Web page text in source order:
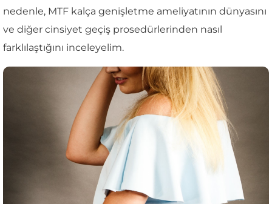
nedenle, MTF kalça genişletme ameliyatının dünyasını
ve diğer cinsiyet geçiş prosedürlerinden nasıl
farklılaştığını inceleyelim.